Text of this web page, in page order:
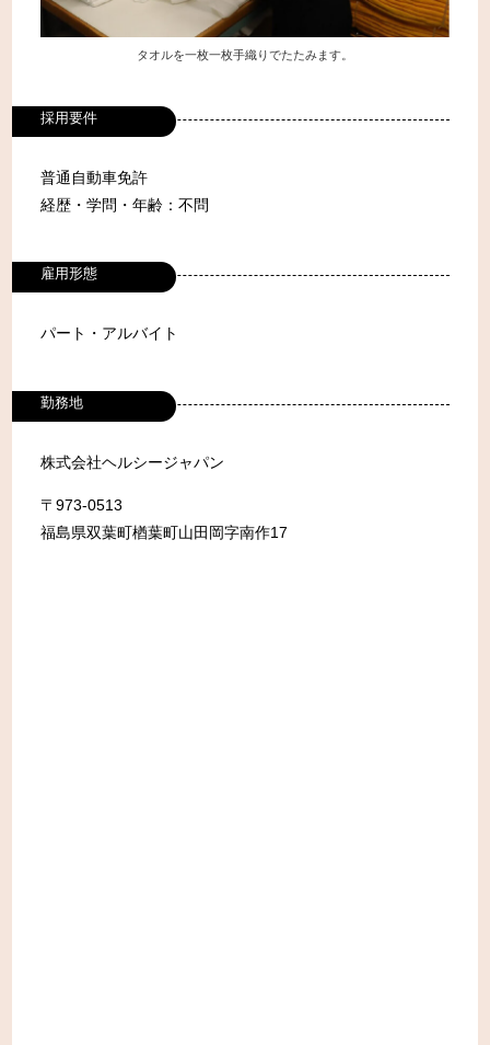
タオルを一枚一枚手織りでたたみます。
採用要件
普通自動車免許
経歴・学問・年齢：不問
雇用形態
パート・アルバイト
勤務地
株式会社ヘルシージャパン
〒973-0513
福島県双葉町楢葉町山田岡字南作17